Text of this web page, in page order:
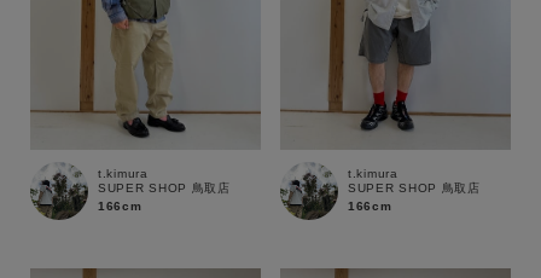
t.kimura
SUPER SHOP 鳥取店
166cm
t.kimura
SUPER SHOP 鳥取店
166cm